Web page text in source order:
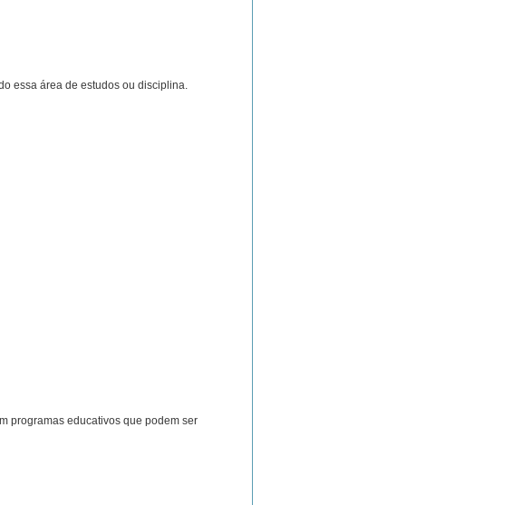
essa área de estudos ou disciplina.
programas educativos que podem ser